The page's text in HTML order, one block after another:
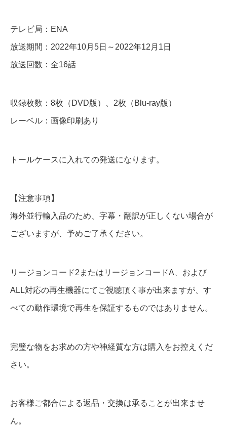
B
l
u
a
y
テレビ局：ENA
放送期間：2022年10月5日～2022年12月1日
放送回数：全16話
収録枚数：8枚（DVD版）、2枚（Blu-ray版）
レーベル：画像印刷あり
トールケースに入れての発送になります。
【注意事項】
海外並行輸入品のため、字幕・翻訳が正しくない場合が
ございますが、予めご了承ください。
リージョンコード2またはリージョンコードA、および
ALL対応の再生機器にてご視聴頂く事が出来ますが、す
べての動作環境で再生を保証するものではありません。
完璧な物をお求めの方や神経質な方は購入をお控えくだ
さい。
お客様ご都合による返品・交換は承ることが出来ませ
ん。